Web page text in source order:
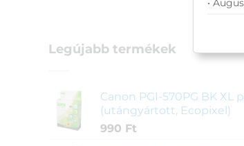
Legújabb termékek
Canon PGI-570PG BK XL
(utángyártott, Ecopixel)
990 Ft
•